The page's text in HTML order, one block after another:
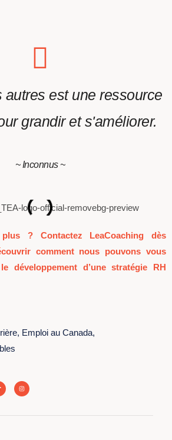
~ Inconnus ~
autres est une ressource
grandir et s'améliorer.
? Contactez LeaCoaching dès
comment nous pouvons vous
développement d’une stratégie RH
, Emploi au Canada,